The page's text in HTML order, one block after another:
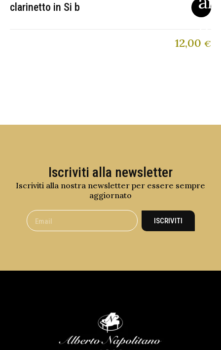
clarinetto in Si b
12,00 €
Iscriviti alla newsletter
Iscriviti alla nostra newsletter per essere sempre
aggiornato
ISCRIVITI